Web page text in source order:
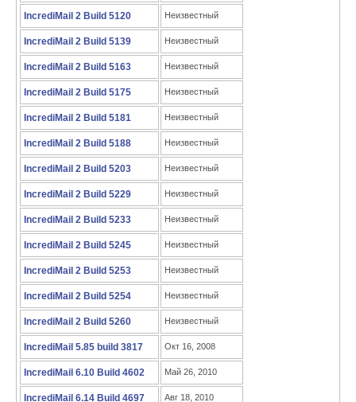
IncrediMail 2 Build 5120 Неизвестный
IncrediMail 2 Build 5139 Неизвестный
IncrediMail 2 Build 5163 Неизвестный
IncrediMail 2 Build 5175 Неизвестный
IncrediMail 2 Build 5181 Неизвестный
IncrediMail 2 Build 5188 Неизвестный
IncrediMail 2 Build 5203 Неизвестный
IncrediMail 2 Build 5229 Неизвестный
IncrediMail 2 Build 5233 Неизвестный
IncrediMail 2 Build 5245 Неизвестный
IncrediMail 2 Build 5253 Неизвестный
IncrediMail 2 Build 5254 Неизвестный
IncrediMail 2 Build 5260 Неизвестный
IncrediMail 5.85 build 3817 Окт 16, 2008
IncrediMail 6.10 Build 4602 Май 26, 2010
IncrediMail 6.14 Build 4697 Авг 18, 2010